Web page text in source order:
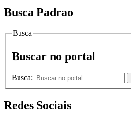
Busca Padrao
Busca
Buscar no portal
Busca:
Redes Sociais